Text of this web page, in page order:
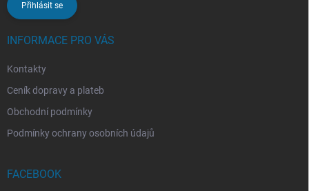
Přihlásit se
INFORMACE PRO VÁS
Kontakty
Ceník dopravy a plateb
Obchodní podmínky
Podmínky ochrany osobních údajů
FACEBOOK